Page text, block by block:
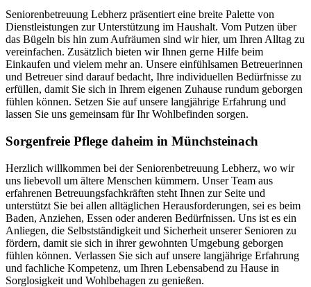
Seniorenbetreuung Lebherz präsentiert eine breite Palette von
Dienstleistungen zur Unterstützung im Haushalt. Vom Putzen über
das Bügeln bis hin zum Aufräumen sind wir hier, um Ihren Alltag zu
vereinfachen. Zusätzlich bieten wir Ihnen gerne Hilfe beim
Einkaufen und vielem mehr an. Unsere einfühlsamen Betreuerinnen
und Betreuer sind darauf bedacht, Ihre individuellen Bedürfnisse zu
erfüllen, damit Sie sich in Ihrem eigenen Zuhause rundum geborgen
fühlen können. Setzen Sie auf unsere langjährige Erfahrung und
lassen Sie uns gemeinsam für Ihr Wohlbefinden sorgen.
Sorgenfreie Pflege daheim in Münchsteinach
Herzlich willkommen bei der Seniorenbetreuung Lebherz, wo wir
uns liebevoll um ältere Menschen kümmern. Unser Team aus
erfahrenen Betreuungsfachkräften steht Ihnen zur Seite und
unterstützt Sie bei allen alltäglichen Herausforderungen, sei es beim
Baden, Anziehen, Essen oder anderen Bedürfnissen. Uns ist es ein
Anliegen, die Selbstständigkeit und Sicherheit unserer Senioren zu
fördern, damit sie sich in ihrer gewohnten Umgebung geborgen
fühlen können. Verlassen Sie sich auf unsere langjährige Erfahrung
und fachliche Kompetenz, um Ihren Lebensabend zu Hause in
Sorglosigkeit und Wohlbehagen zu genießen.